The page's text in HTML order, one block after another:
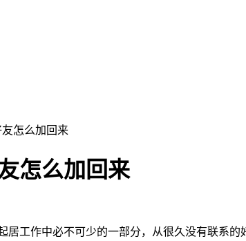
怎么加回来
怎么加回来
工作中必不可少的一部分，从很久没有联系